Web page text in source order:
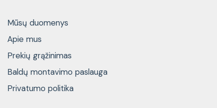
Mūsų duomenys
Apie mus
Prekių grąžinimas
Baldų montavimo paslauga
Privatumo politika